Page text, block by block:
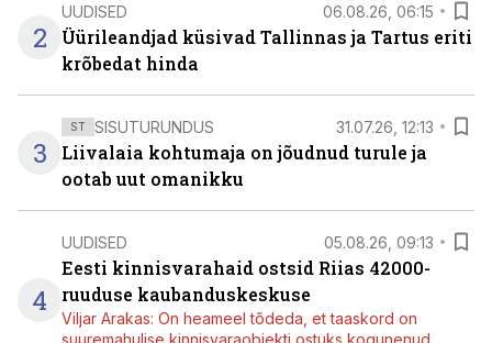
2
UUDISED 06.08.26, 06:15
Üürileandjad küsivad Tallinnas ja Tartus eriti
krõbedat hinda
3
ST SISUTURUNDUS 31.07.26, 12:13
Liivalaia kohtumaja on jõudnud turule ja
ootab uut omanikku
4
UUDISED 05.08.26, 09:13
Eesti kinnisvarahaid ostsid Riias 42000-
ruuduse kaubanduskeskuse
Viljar Arakas: On heameel tõdeda, et taaskord on
suuremahulise kinnisvaraobjekti ostuks kogunenud